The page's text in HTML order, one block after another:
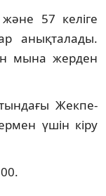
57 келіге
анықталады.
мына жерден
Жекпе-
үшін кіру